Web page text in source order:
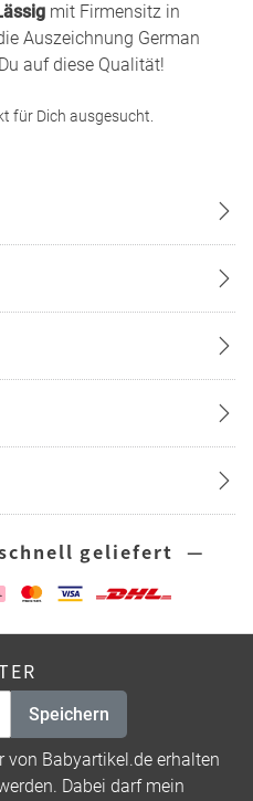
mit Firmensitz in
Auszeichnung German
auf diese Qualität!
für Dich ausgesucht.
geliefert —
Speichern
von Babyartikel.de erhalten
Dabei darf mein